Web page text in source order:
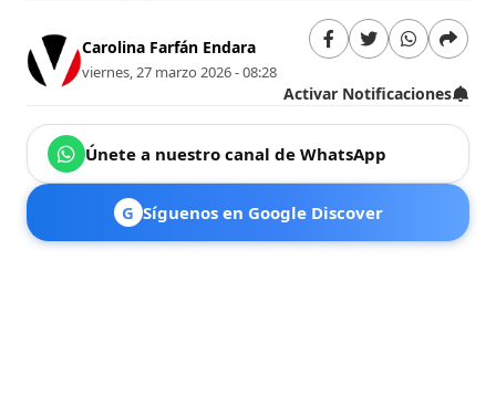
Carolina Farfán Endara
viernes, 27 marzo 2026 - 08:28
Activar Notificaciones
Únete a nuestro canal de WhatsApp
G Síguenos en Google Discover